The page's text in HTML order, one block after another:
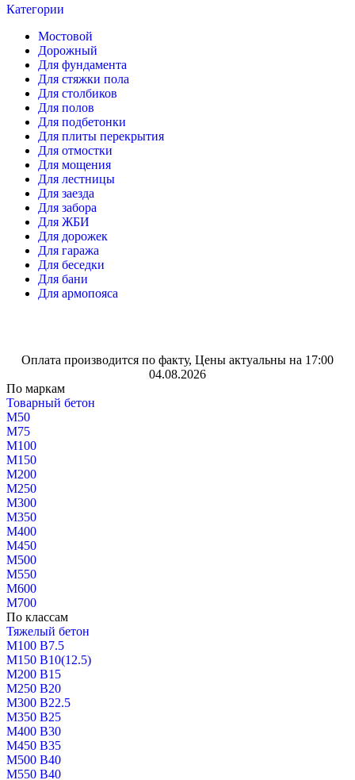
Категории
Мостовой
Дорожный
Для фундамента
Для стяжки пола
Для столбиков
Для полов
Для подбетонки
Для плиты перекрытия
Для отмостки
Для мощения
Для лестницы
Для заезда
Для забора
Для ЖБИ
Для дорожек
Для гаража
Для беседки
Для бани
Для армопояса
Оплата производится по факту, Цены актуальны на 17:00
04.08.2026
По маркам
Товарный бетон
М50
М75
М100
М150
М200
М250
М300
М350
М400
М450
М500
М550
М600
М700
По классам
Тяжелый бетон
М100 В7.5
М150 В10(12.5)
М200 В15
М250 В20
М300 В22.5
М350 В25
М400 В30
М450 В35
М500 В40
М550 В40